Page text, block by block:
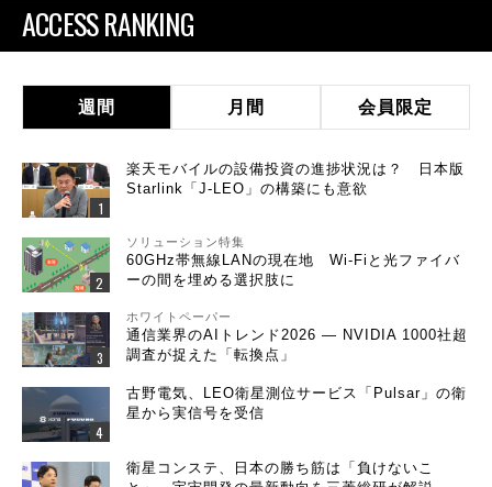
ACCESS RANKING
週間 月間 会員限定
楽天モバイルの設備投資の進捗状況は？ 日本版
Starlink「J-LEO」の構築にも意欲
ソリューション特集
60GHz帯無線LANの現在地 Wi-Fiと光ファイバ
ーの間を埋める選択肢に
ホワイトペーパー
通信業界のAIトレンド2026 ― NVIDIA 1000社超
調査が捉えた「転換点」
古野電気、LEO衛星測位サービス「Pulsar」の衛
星から実信号を受信
衛星コンステ、日本の勝ち筋は「負けないこ